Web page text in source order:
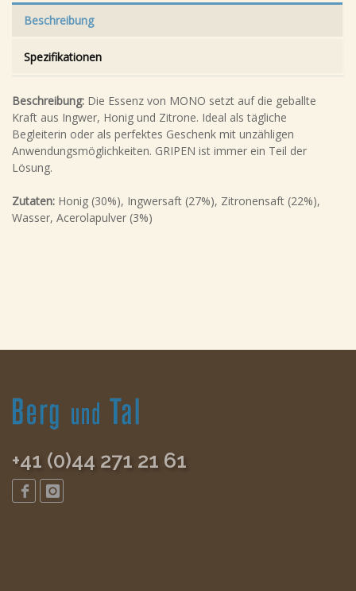
Beschreibung
Spezifikationen
Beschreibung: Die Essenz von MONO setzt auf die geballte
Kraft aus Ingwer, Honig und Zitrone. Ideal als tägliche
Begleiterin oder als perfektes Geschenk mit unzähligen
Anwendungsmöglichkeiten. GRIPEN ist immer ein Teil der
Lösung.
Zutaten: Honig (30%), Ingwersaft (27%), Zitronensaft (22%),
Wasser, Acerolapulver (3%)
+41 (0)44 271 21 61